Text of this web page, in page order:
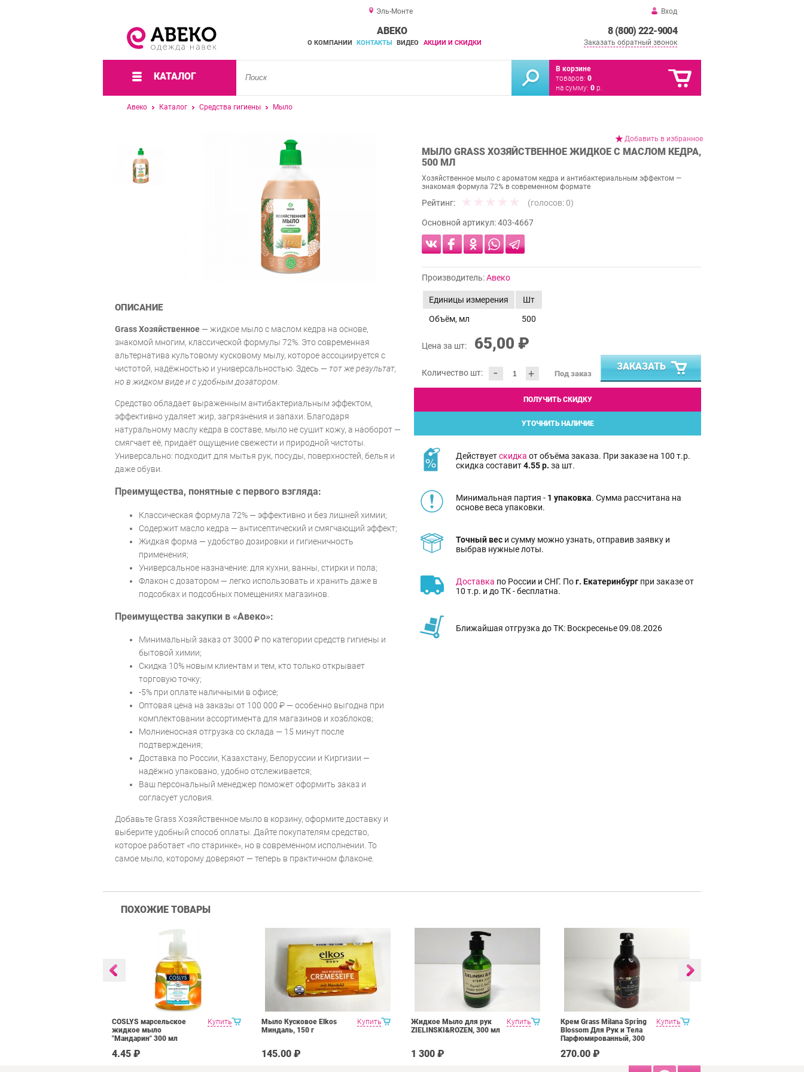
Эль-Монте Вход
8 (800) 222-9004
Заказать обратный звонок
АВЕКО
О КОМПАНИИ КОНТАКТЫ ВИДЕО АКЦИИ И СКИДКИ
КАТАЛОГ
В корзине
товаров: 0
на сумму: 0 р.
Авеко Каталог Средства гигиены Мыло
Добавить в избранное
МЫЛО GRASS ХОЗЯЙСТВЕННОЕ ЖИДКОЕ С МАСЛОМ КЕДРА,
500 МЛ
Хозяйственное мыло с ароматом кедра и антибактериальным эффектом —
знакомая формула 72% в современном формате
Рейтинг: (голосов: 0)
Основной артикул:403-4667
Производитель:Авеко
Единицы измерения
Шт
Объём, мл
500
Цена за шт: 65,00 ₽
Количество шт: - + Под заказ
ЗАКАЗАТЬ
ПОЛУЧИТЬ СКИДКУ
УТОЧНИТЬ НАЛИЧИЕ
Действуетскидка от объёма заказа. При заказе на 100 т.р.
скидка составит4.55 р. за шт.
Минимальная партия - 1 упаковка. Сумма рассчитана на
основе веса упаковки.
Точный вес и сумму можно узнать, отправив заявку и
выбрав нужные лоты.
Доставка по России и СНГ. Пог. Екатеринбург при заказе от
10 т.р. и до ТК - бесплатна.
Ближайшая отгрузка до ТК: Воскресенье 09.08.2026
ОПИСАНИЕ
Grass Хозяйственное — жидкое мыло с маслом кедра на основе,
знакомой многим, классической формулы 72%. Это современная
альтернатива культовому кусковому мылу, которое ассоциируется с
чистотой, надёжностью и универсальностью. Здесь — тот же результат,
но в жидком виде и с удобным дозатором
Средство обладает выраженным антибактериальным эффектом,
эффективно удаляет жир, загрязнения и запахи. Благодаря
натуральному маслу кедра в составе, мыло не сушит кожу, а наоборот —
смягчает её, придаёт ощущение свежести и природной чистоты.
Универсально: подходит для мытья рук, посуды, поверхностей, белья и
даже обуви.
Преимущества, понятные с первого взгляда:
Классическая формула 72% — эффективно и без лишней химии;
Содержит масло кедра — антисептический и смягчающий эффект;
Жидкая форма — удобство дозировки и гигиеничность
применения;
Универсальное назначение: для кухни, ванны, стирки и пола;
Флакон с дозатором — легко использовать и хранить даже в
подсобках и подсобных помещениях магазинов.
Преимущества закупки в «Авеко»:
Минимальный заказ от 3000 ₽ по категории средств гигиены и
бытовой химии;
Скидка 10% новым клиентам и тем, кто только открывает
торговую точку;
-5% при оплате наличными в офисе;
Оптовая цена на заказы от 100 000 ₽ — особенно выгодна при
комплектовании ассортимента для магазинов и хозблоков;
Молниеносная отгрузка со склада — 15 минут после
подтверждения;
Доставка по России, Казахстану, Белоруссии и Киргизии —
надёжно упаковано, удобно отслеживается;
Ваш персональный менеджер поможет оформить заказ и
согласует условия.
Добавьте Grass Хозяйственное мыло в корзину, оформите доставку и
выберите удобный способ оплаты. Дайте покупателям средство,
которое работает «по старинке», но в современном исполнении. То
самое мыло, которому доверяют — теперь в практичном флаконе.
ПОХОЖИЕ ТОВАРЫ
Купить
COSLYS марсельское
жидкое мыло
"Мандарин" 300 мл
4.45 ₽
Купить
Мыло Кусковое Elkos
Миндаль, 150 г
145.00 ₽
Купить
Жидкое Мыло для рук
ZIELINSKI&ROZEN, 300 мл
1 300 ₽
Купить
Крем Grass Milana Spring
Blossom Для Рук и Тела
Парфюмированный, 300
270.00 ₽